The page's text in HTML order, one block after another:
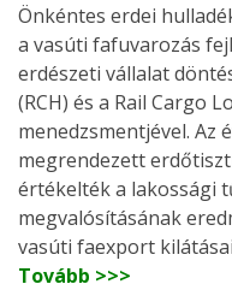
Önkéntes erdei
a vasúti fafuvarozás
erdészeti vállalat
(RCH) és a Rail Cargo
menedzsmentjével. Az
megrendezett
értékelték a lakossági
megvalósításának
vasúti faexport
Tovább >>>